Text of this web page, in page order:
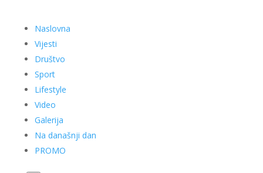
Naslovna
Vijesti
Društvo
Sport
Lifestyle
Video
Galerija
Na današnji dan
PROMO